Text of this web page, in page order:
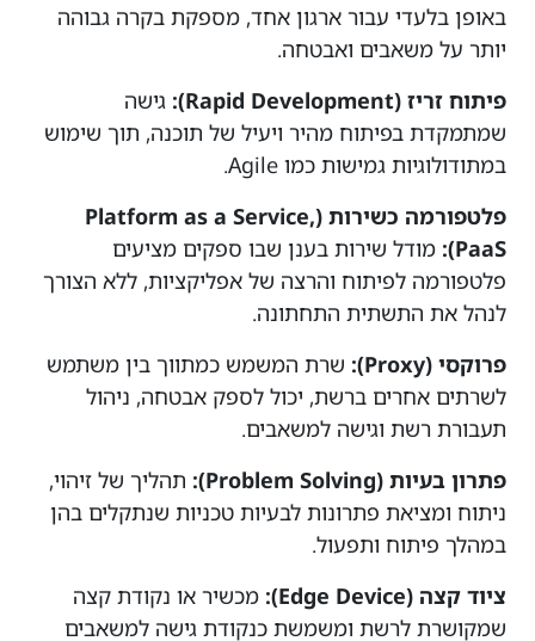
באופן בלעדי עבור ארגון אחד, מספקת בקרה גבוהה
יותר על משאבים ואבטחה.
פיתוח זריז (Rapid Development):
גישה
שמתמקדת בפיתוח מהיר ויעיל של תוכנה, תוך שימוש
במתודולוגיות גמישות כמו Agile.
פלטפורמה כשירות (Platform as a Service,
PaaS):
מודל שירות בענן שבו ספקים מציעים
פלטפורמה לפיתוח והרצה של אפליקציות, ללא הצורך
לנהל את התשתית התחתונה.
פרוקסי (Proxy):
שרת המשמש כמתווך בין משתמש
לשרתים אחרים ברשת, יכול לספק אבטחה, ניהול
תעבורת רשת וגישה למשאבים.
פתרון בעיות (Problem Solving):
תהליך של זיהוי,
ניתוח ומציאת פתרונות לבעיות טכניות שנתקלים בהן
במהלך פיתוח ותפעול.
ציוד קצה (Edge Device):
מכשיר או נקודת קצה
שמקושרת לרשת ומשמשת כנקודת גישה למשאבים